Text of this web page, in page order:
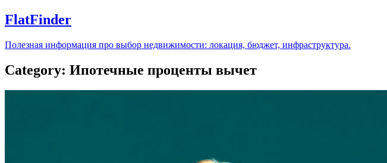
FlatFinder
Полезная информация про выбор недвижимости: локация, бюджет, инфраструктура.
Category: Ипотечные проценты вычет